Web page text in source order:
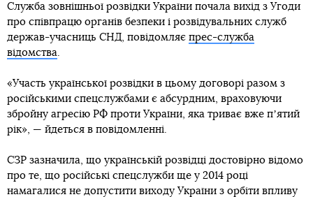
Служба зовнішньої розвідки України почала вихід з Угоди
про співпрацю органів безпеки і розвідувальних служб
держав-учасниць СНД, повідомляє прес-служба
відомства
«Участь української розвідки в цьому договорі разом з
російськими спецслужбами є абсурдним, враховуючи
збройну агресію РФ проти України, яка триває вже пʼятий
рік», — йдеться в повідомленні.
СЗР зазначила, що українській розвідці достовірно відомо
про те, що російські спецслужби ще у 2014 році
намагалися не допустити виходу України з орбіти впливу